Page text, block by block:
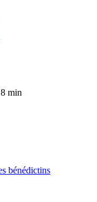
min
bénédictins